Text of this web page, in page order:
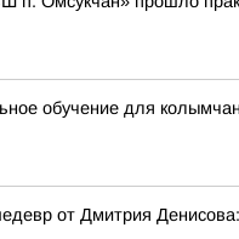
обучение для
от Дмитрия